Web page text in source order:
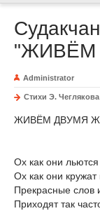
"ЖИВЁМ
Administrator
Стихи Э. Чеглякова
ЖИВЁМ ДВУМЯ
Ох как они льются
Ох как они
Прекрасные слов
Приходят так